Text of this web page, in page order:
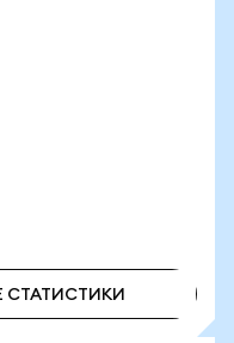
СТАТИСТИКИ